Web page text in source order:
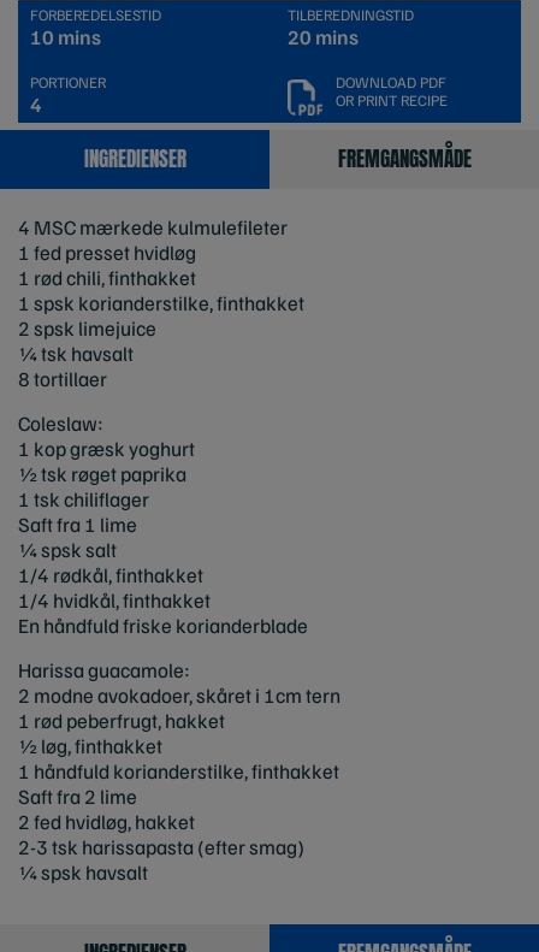
FORBEREDELSESTID
10 mins
TILBEREDNINGSTID
20 mins
PORTIONER
4
DOWNLOAD PDF
OR PRINT RECIPE
INGREDIENSER FREMGANGSMÅDE
4 MSC mærkede kulmulefileter
1 fed presset hvidløg
1 rød chili, finthakket
1 spsk korianderstilke, finthakket
2 spsk limejuice
¼ tsk havsalt
8 tortillaer
Coleslaw:
1 kop græsk yoghurt
½ tsk røget paprika
1 tsk chiliflager
Saft fra 1 lime
¼ spsk salt
1/4 rødkål, finthakket
1/4 hvidkål, finthakket
En håndfuld friske korianderblade
Harissa guacamole:
2 modne avokadoer, skåret i 1cm tern
1 rød peberfrugt, hakket
½ løg, finthakket
1 håndfuld korianderstilke, finthakket
Saft fra 2 lime
2 fed hvidløg, hakket
2-3 tsk harissapasta (efter smag)
¼ spsk havsalt